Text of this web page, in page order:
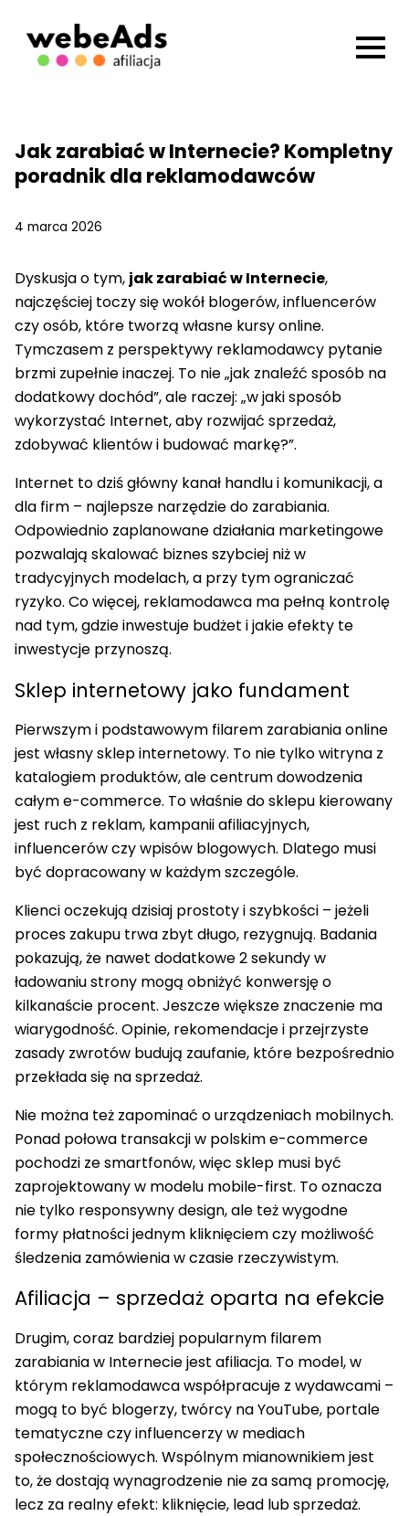
Jak zarabiać w Internecie? Kompletny
poradnik dla reklamodawców
4 marca 2026
Dyskusja o tym, jak zarabiać w Internecie,
najczęściej toczy się wokół blogerów, influencerów
czy osób, które tworzą własne kursy online.
Tymczasem z perspektywy reklamodawcy pytanie
brzmi zupełnie inaczej. To nie „jak znaleźć sposób na
dodatkowy dochód”, ale raczej: „w jaki sposób
wykorzystać Internet, aby rozwijać sprzedaż,
zdobywać klientów i budować markę?”.
Internet to dziś główny kanał handlu i komunikacji, a
dla firm – najlepsze narzędzie do zarabiania.
Odpowiednio zaplanowane działania marketingowe
pozwalają skalować biznes szybciej niż w
tradycyjnych modelach, a przy tym ograniczać
ryzyko. Co więcej, reklamodawca ma pełną kontrolę
nad tym, gdzie inwestuje budżet i jakie efekty te
inwestycje przynoszą.
Sklep internetowy jako fundament
Pierwszym i podstawowym filarem zarabiania online
jest własny sklep internetowy. To nie tylko witryna z
katalogiem produktów, ale centrum dowodzenia
całym e-commerce. To właśnie do sklepu kierowany
jest ruch z reklam, kampanii afiliacyjnych,
influencerów czy wpisów blogowych. Dlatego musi
być dopracowany w każdym szczególe.
Klienci oczekują dzisiaj prostoty i szybkości – jeżeli
proces zakupu trwa zbyt długo, rezygnują. Badania
pokazują, że nawet dodatkowe 2 sekundy w
ładowaniu strony mogą obniżyć konwersję o
kilkanaście procent. Jeszcze większe znaczenie ma
wiarygodność. Opinie, rekomendacje i przejrzyste
zasady zwrotów budują zaufanie, które bezpośrednio
przekłada się na sprzedaż.
Nie można też zapominać o urządzeniach mobilnych.
Ponad połowa transakcji w polskim e-commerce
pochodzi ze smartfonów, więc sklep musi być
zaprojektowany w modelu mobile-first. To oznacza
nie tylko responsywny design, ale też wygodne
formy płatności jednym kliknięciem czy możliwość
śledzenia zamówienia w czasie rzeczywistym.
Afiliacja – sprzedaż oparta na efekcie
Drugim, coraz bardziej popularnym filarem
zarabiania w Internecie jest afiliacja. To model, w
którym reklamodawca współpracuje z wydawcami –
mogą to być blogerzy, twórcy na YouTube, portale
tematyczne czy influencerzy w mediach
społecznościowych. Wspólnym mianownikiem jest
to, że dostają wynagrodzenie nie za samą promocję,
lecz za realny efekt: kliknięcie, lead lub sprzedaż.